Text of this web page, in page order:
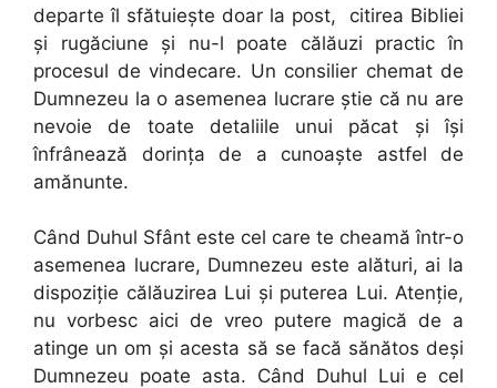
departe îl sfătuieşte doar la post, citirea Bibliei
şi rugăciune şi nu-l poate călăuzi practic în
procesul de vindecare. Un consilier chemat de
Dumnezeu la o asemenea lucrare ştie că nu are
nevoie de toate detaliile unui păcat şi îşi
înfrânează dorinţa de a cunoaşte astfel de
amănunte.
Când Duhul Sfânt este cel care te cheamă într-o
asemenea lucrare, Dumnezeu este alături, ai la
dispoziţie călăuzirea Lui şi puterea Lui. Atenţie,
nu vorbesc aici de vreo putere magică de a
atinge un om şi acesta să se facă sănătos deşi
Dumnezeu poate asta. Când Duhul Lui e cel